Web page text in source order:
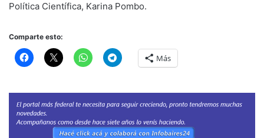
Política Científica, Karina Pombo.
Comparte esto:
Más